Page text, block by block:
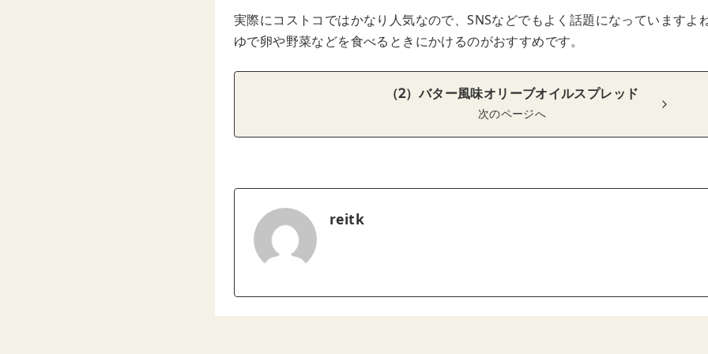
実際にコストコではかなり人気なので、SNSなどでもよく話題になっていますよ
ゆで卵や野菜などを食べるときにかけるのがおすすめです。
（2）バター風味オリーブオイルスプレッド
次のページへ
reitk